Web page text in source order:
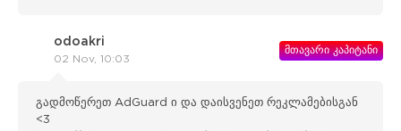
odoakri
02 Nov, 10:03
მთავარი კაპიტანი
გადმოწერეთ AdGuard ი და დაისვენეთ რეკლამებისგან
<3